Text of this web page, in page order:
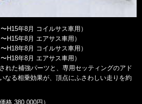
H15年8月 コイルサス車用）
H15年8月 エアサス車用）
H18年8月 コイルサス車用）
H18年8月 エアサス車用）
れた補強パーツと、専用セッティングのアド
なる相乗効果が、頂点にふさわしい走りを約
格 380,000円）